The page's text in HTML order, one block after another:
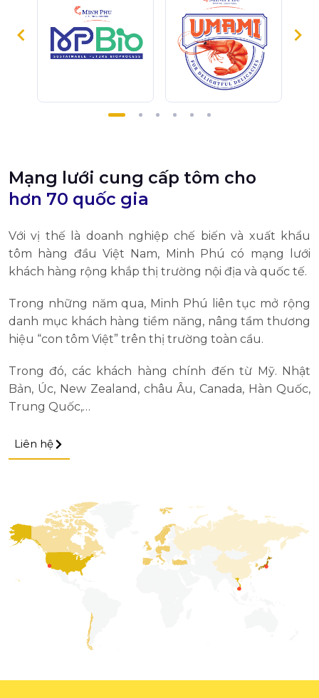
Mạng lưới cung cấp tôm cho
hơn 70 quốc gia
Với vị thế là doanh nghiệp chế biến và xuất khẩu
tôm hàng đầu Việt Nam, Minh Phú có mạng lưới
khách hàng rộng khắp thị trường nội địa và quốc tế.
Trong những năm qua, Minh Phú liên tục mở rộng
danh mục khách hàng tiềm năng, nâng tầm thương
hiệu “con tôm Việt” trên thị trường toàn cầu.
Trong đó, các khách hàng chính đến từ Mỹ. Nhật
Bản, Úc, New Zealand, châu Âu, Canada, Hàn Quốc,
Trung Quốc,…
Liên hệ